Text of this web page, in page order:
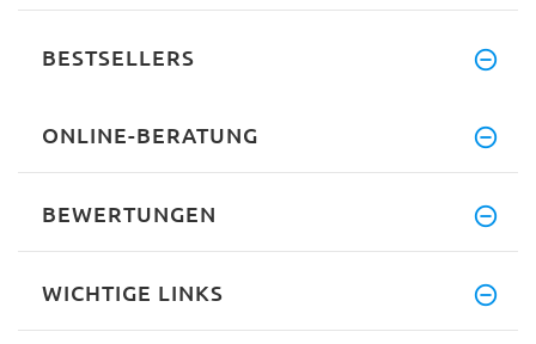
BESTSELLERS
ONLINE-BERATUNG
BEWERTUNGEN
WICHTIGE LINKS